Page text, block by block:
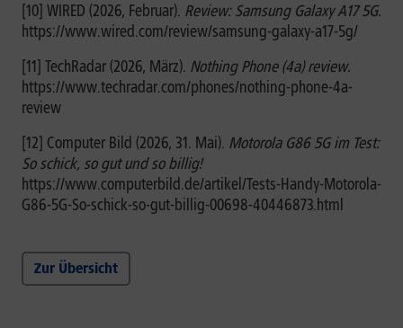
[10] WIRED (2026, Februar). Review: Samsung Galaxy A17 5G.
https://www.wired.com/review/samsung-galaxy-a17-5g/
[11] TechRadar (2026, März). Nothing Phone (4a) review.
https://www.techradar.com/phones/nothing-phone-4a-
review
[12] Computer Bild (2026, 31. Mai). Motorola G86 5G im Test:
So schick, so gut und so billig!
https://www.computerbild.de/artikel/Tests-Handy-Motorola-
G86-5G-So-schick-so-gut-billig-00698-40446873.html
Zur Übersicht